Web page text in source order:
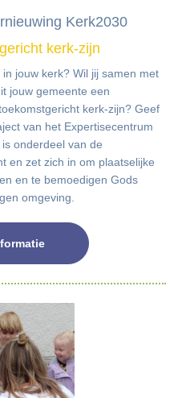
Kerk2030
kerk-zijn
jouw kerk? Wil jij samen met
jouw gemeente een
kerk-zijn? Geef
van het Expertisecentrum
onderdeel van de
en zet zich in om plaatselijke
en te bemoedigen Gods
omgeving.